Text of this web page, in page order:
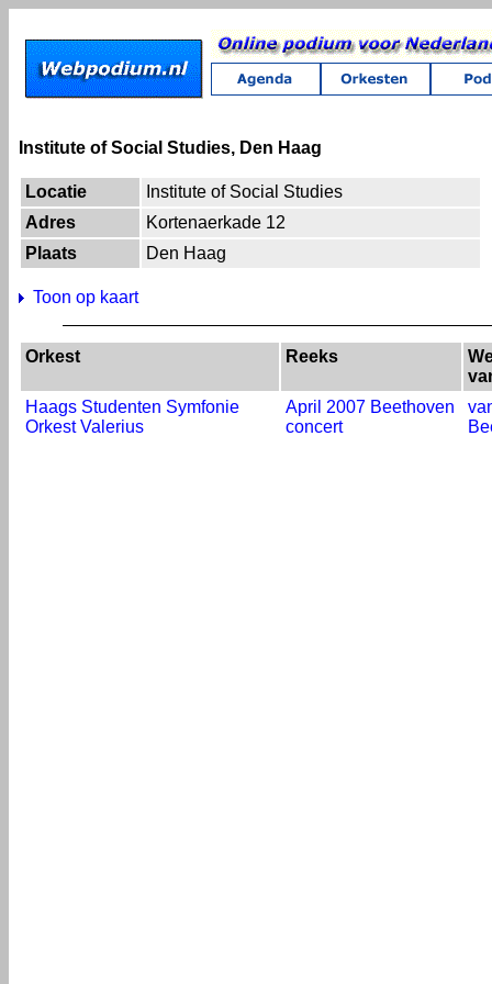
Institute of Social Studies, Den Haag
Locatie
Institute of Social Studies
Adres
Kortenaerkade 12
Plaats
Den Haag
Toon op kaart
Orkest Reeks
Haags Studenten Symfonie
Orkest Valerius
April 2007 Beethoven
concert